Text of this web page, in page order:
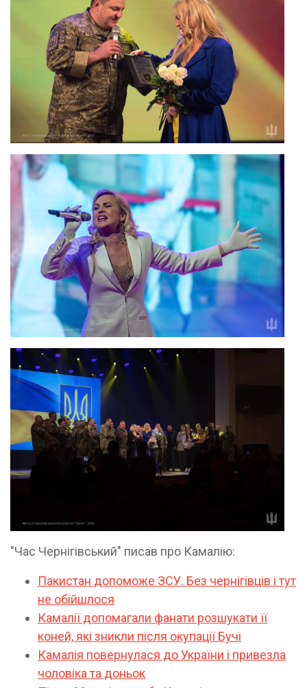
"Час Чернігівський" писав про Камалію:
Пакистан допоможе ЗСУ. Без чернігівців і тут
не обійшлося
Камалії допомагали фанати розшукати її
коней, які зникли після окупації Бучі
Камалія повернулася до України і привезла
чоловіка та доньок